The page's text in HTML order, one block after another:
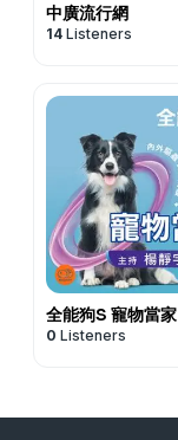
中廣流行網
14 Listeners
全能狗S 寵物當家
0 Listeners